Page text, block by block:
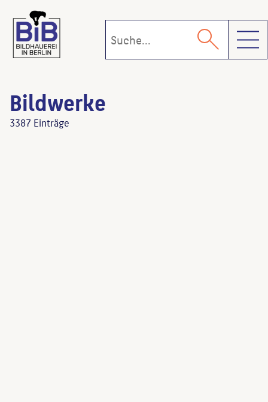
Bildwerke
3387 Einträge